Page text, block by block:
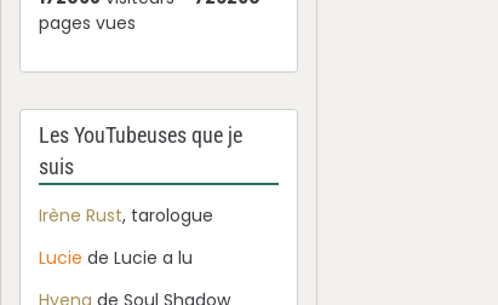
pages vues
Les YouTubeuses que je
suis
Irène Rust, tarologue
Luciede Lucie a lu
Hyena de Soul Shadow